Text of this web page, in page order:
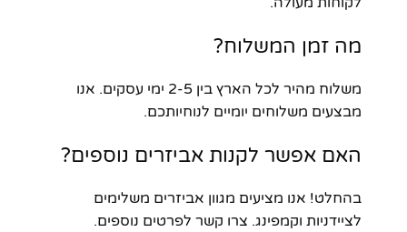
מה זמן המשלוח?
משלוח מהיר לכל הארץ בין 2-5 ימי עסקים. אנו
מבצעים משלוחים יומיים לנוחיותכם.
האם אפשר לקנות אביזרים נוספים?
בהחלט! אנו מציעים מגוון אביזרים משלימים
לציידניות וקמפינג. צרו קשר לפרטים נוספים.